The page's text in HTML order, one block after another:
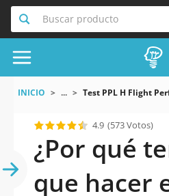
Buscar producto
INICIO ... Test PPL H Flight
4.9 (573 Votos)
¿Por qué
que hacer